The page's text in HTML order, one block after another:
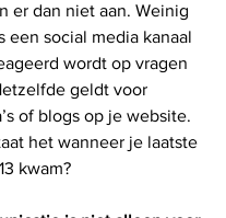
er dan niet aan. Weinig
een social media kanaal
wordt op vragen
geldt voor
of blogs op je website.
het wanneer je laatste
kwam?